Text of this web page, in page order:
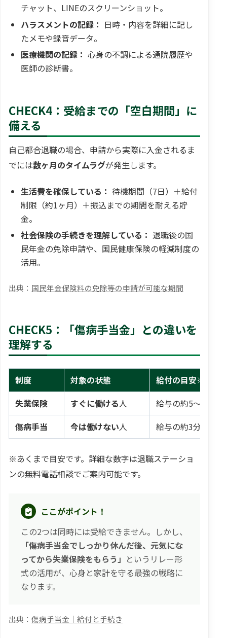
チャット、LINEのスクリーンショット。
ハラスメントの記録： 日時・内容を詳細に記し
たメモや録音データ。
医療機関の記録： 心身の不調による通院履歴や
医師の診断書。
CHECK4：受給までの「空白期間」に
備える
自己都合退職の場合、申請から実際に入金されるま
でには数ヶ月のタイムラグが発生します。
生活費を確保している： 待機期間（7日）＋給付
制限（約1ヶ月）＋振込までの期間を耐える貯
金。
社会保険の手続きを理解している： 退職後の国
民年金の免除申請や、国民健康保険の軽減制度の
活用。
国民年金保険料の免除等の申請が可能な期間
CHECK5：「傷病手当金」との違いを
理解する
制度 対象の状態
給付の目安※
失業保険
すぐに働ける人
給与の約5～8割(
傷病手当
今は働けない人 給与の約3分の2(
※あくまで目安です。詳細な数字は退職ステーショ
ンの無料電話相談でご案内可能です。
ここがポイント！
この2つは同時には受給できません。しかし、
「傷病手当金でしっかり休んだ後、元気にな
ってから失業保険をもらう」 というリレー形
式の活用が、心身と家計を守る最強の戦略に
なります。
傷病手当金｜給付と手続き